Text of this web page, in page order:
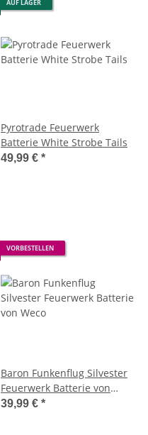
AUF LAGER
Pyrotrade Feuerwerk
Batterie White Strobe Tails
49,99 € *
VORBESTELLEN
Baron Funkenflug Silvester
Feuerwerk Batterie von
Weco
39,99 € *